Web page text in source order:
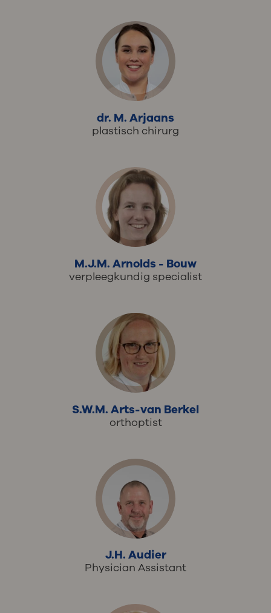
dr. M. Arjaans
plastisch chirurg
M.J.M. Arnolds - Bouw
verpleegkundig specialist
S.W.M. Arts-van Berkel
orthoptist
J.H. Audier
Physician Assistant